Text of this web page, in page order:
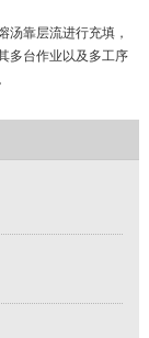
靠层流进行充填，
多台作业以及多工序